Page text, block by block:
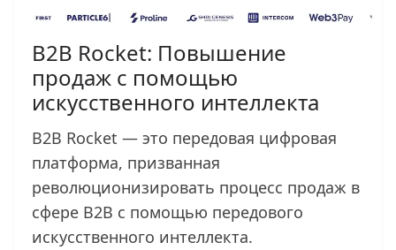
B2B Rocket: Повышение
продаж с помощью
искусственного интеллекта
B2B Rocket — это передовая цифровая
платформа, призванная
революционизировать процесс продаж в
сфере B2B с помощью передового
искусственного интеллекта.